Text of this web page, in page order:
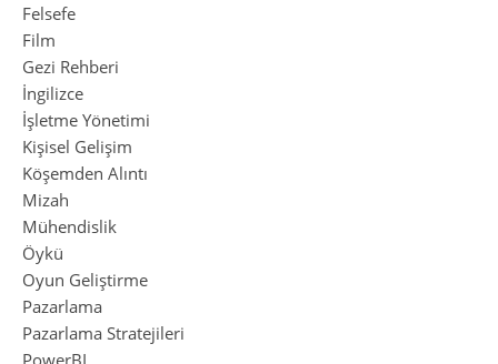
Felsefe
Film
Gezi Rehberi
İngilizce
İşletme Yönetimi
Kişisel Gelişim
Köşemden Alıntı
Mizah
Mühendislik
Öykü
Oyun Geliştirme
Pazarlama
Pazarlama Stratejileri